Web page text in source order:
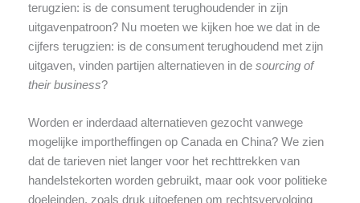
terugzien: is de consument terughoudender in zijn
uitgavenpatroon? Nu moeten we kijken hoe we dat in de
cijfers terugzien: is de consument terughoudend met zijn
uitgaven, vinden partijen alternatieven in desourcing of
their business?
Worden er inderdaad alternatieven gezocht vanwege
mogelijke importheffingen op Canada en China? We zien
dat de tarieven niet langer voor het rechttrekken van
handelstekorten worden gebruikt, maar ook voor politieke
doeleinden, zoals druk uitoefenen om rechtsvervolging